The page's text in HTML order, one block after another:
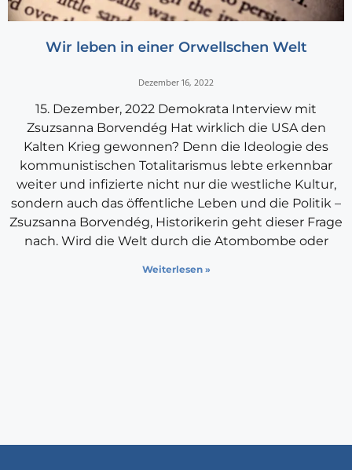
Wir leben in einer Orwellschen Welt
Dezember 16, 2022
15. Dezember, 2022 Demokrata Interview mit
Zsuzsanna Borvendég Hat wirklich die USA den
Kalten Krieg gewonnen? Denn die Ideologie des
kommunistischen Totalitarismus lebte erkennbar
weiter und infizierte nicht nur die westliche Kultur,
sondern auch das öffentliche Leben und die Politik –
Zsuzsanna Borvendég, Historikerin geht dieser Frage
nach. Wird die Welt durch die Atombombe oder
Weiterlesen »